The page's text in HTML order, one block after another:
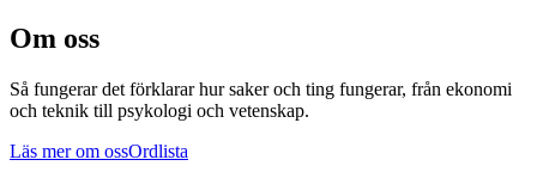
Om oss
Så fungerar det förklarar hur saker och ting fungerar, från ekonomi
och teknik till psykologi och vetenskap.
Läs mer om ossOrdlista